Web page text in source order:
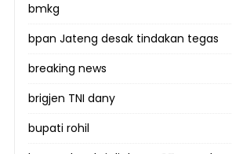
bmkg
bpan Jateng desak tindakan tegas
breaking news
brigjen TNI dany
bupati rohil